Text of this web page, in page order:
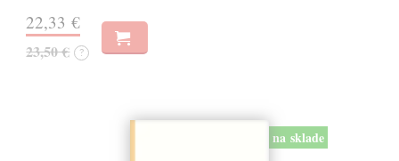
22,33 €
23,50 € ?
na sklade